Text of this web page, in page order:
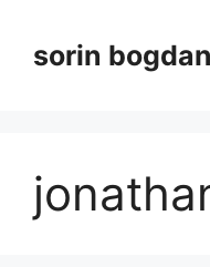
contentsorin